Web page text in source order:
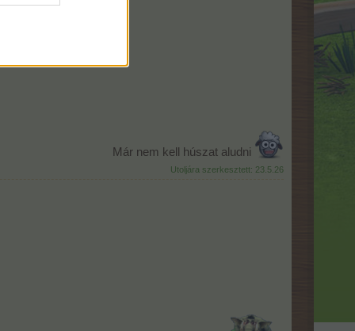
Már nem kell húszat aludni
Utoljára szerkesztett: 23.5.26